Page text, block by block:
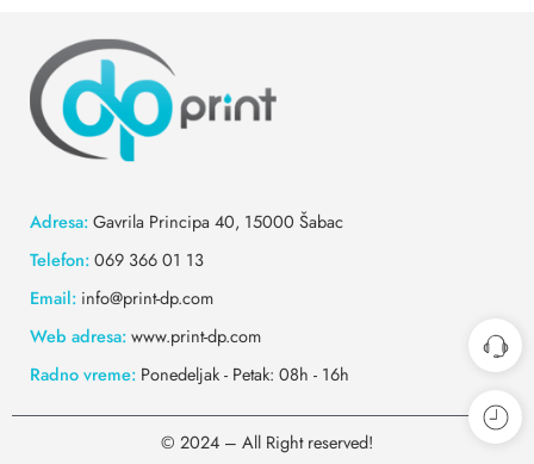
Adresa:Gavrila Principa 40, 15000 Šabac
Telefon:069 366 01 13
Email: info@print-dp.com
Web adresa:www.print-dp.com
Radno vreme: Ponedeljak - Petak: 08h - 16h
© 2024 – All Right reserved!